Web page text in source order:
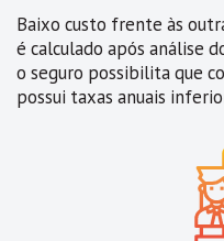
Baixo custo frente às
é calculado após análise
o seguro possibilita que
possui taxas anuais